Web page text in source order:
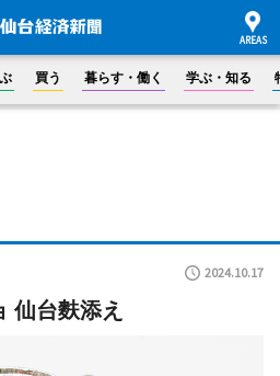
買う 暮らす・働く 学ぶ・知る
2024.10.17
仙台麩添え